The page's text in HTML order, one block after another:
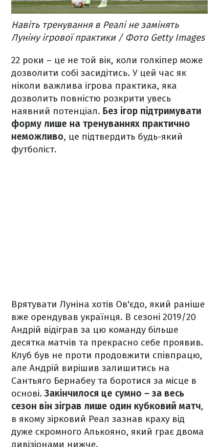
Навіть тренування в Реалі не замінять
Луніну ігрової практики / Фото Getty Images
22 роки – це не той вік, коли голкіпер може
дозволити собі засидітись. У цей час як
ніколи важлива ігрова практика, яка
дозволить повністю розкрити увесь
наявний потенціал. Без ігор підтримувати
форму лише на тренуваннях практично
неможливо, це підтвердить будь-який
футболіст.
Врятувати Луніна хотів Ов'єдо, який раніше
вже орендував українця. В сезоні 2019/20
Андрій відіграв за цю команду більше
десятка матчів та прекрасно себе проявив.
Клуб був не проти продовжити співпрацю,
але Андрій вирішив залишитись на
Сантьяго Бернабеу та боротися за місце в
основі. Закінчилося це сумно – за весь
сезон він зіграв лише один кубковий матч,
в якому зірковий Реал зазнав краху від
дуже скромного Алькояно, який грає двома
дивізіонами нижче.